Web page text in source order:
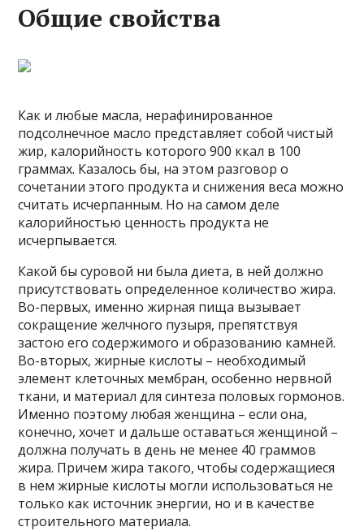
Общие свойства
Как и любые масла, нерафинированное
подсолнечное масло представляет собой чистый
жир, калорийность которого 900 ккал в 100
граммах. Казалось бы, на этом разговор о
сочетании этого продукта и снижения веса можно
считать исчерпанным. Но на самом деле
калорийностью ценность продукта не
исчерпывается.
Какой бы суровой ни была диета, в ней должно
присутствовать определенное количество жира.
Во-первых, именно жирная пища вызывает
сокращение желчного пузыря, препятствуя
застою его содержимого и образованию камней.
Во-вторых, жирные кислоты – необходимый
элемент клеточных мембран, особенно нервной
ткани, и материал для синтеза половых гормонов.
Именно поэтому любая женщина – если она,
конечно, хочет и дальше оставаться женщиной –
должна получать в день не менее 40 граммов
жира. Причем жира такого, чтобы содержащиеся
в нем жирные кислоты могли использоваться не
только как источник энергии, но и в качестве
строительного материала.